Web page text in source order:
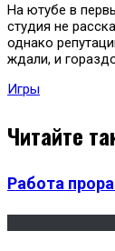
На ютубе в
студия не
однако
ждали, и
Игры
Читайте
Работа